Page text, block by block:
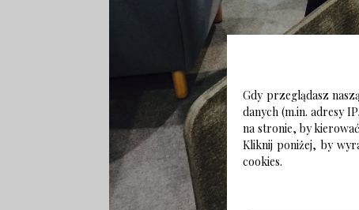
Gdy przeglądasz
danych (m.in. adresy
na stronie, by
Kliknij poniżej, by
cookies.